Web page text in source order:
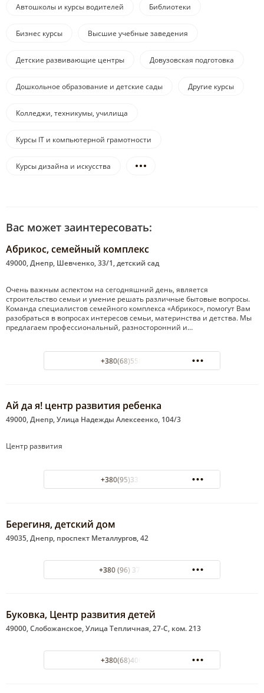
Автошколы и курсы водителей Библиотеки
Бизнес курсы Высшие учебные заведения
Детские развивающие центры Довузовская подготовка
Дошкольное образование и детские сады Другие курсы
Колледжи, техникумы, училища
Курсы IT и компьютерной грамотности
Курсы дизайна и искусства
Вас может заинтересовать:
Абрикос, семейный комплекс
49000, Днепр, Шевченко, 33/1, детский сад
Очень важным аспектом на сегодняшний день, является
строительство семьи и умение решать различные бытовые вопросы.
Команда специалистов семейного комплекса «Абрикос», помогут Вам
разобраться в вопросах интересов семьи, материнства и детства. Мы
предлагаем профессиональный, разносторонний и…
+380(68)558-47-25
Ай да я! центр развития ребенка
49000, Днепр, Улица Надежды Алексеенко, 104/3
Центр развития
+380(95)333-54-08
Берегиня, детский дом
49035, Днепр, проспект Металлургов, 42
+380 (96) 373-15-69
Буковка, Центр развития детей
49000, Слобожанское, Улица Тепличная, 27-С, ком. 213
+380(68)406-63-19